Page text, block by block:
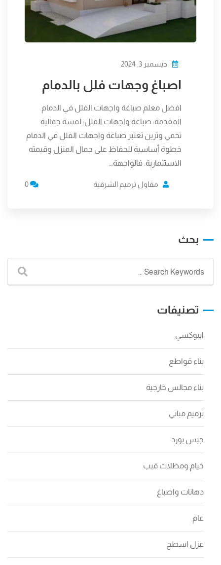
ديسمبر 3, 2024
اصباغ وجهات فلل بالدمام
افضل معلم صباغة واجهات الفلل في الدمام
المقدمة: صباغة واجهات الفلل: لمسة جمالية
تحمي وتزين تعتبر صباغة واجهات الفلل في الدمام
خطوة أساسية للحفاظ على جمال المنزل وقيمته
الاستثمارية. فالواجهة…
مقاول ترميم الشرقية
بحث
تصنيفات
ايبوكسي
بناء قواطع
بناء مجالس خارجية
ترميم مباني
جبس بورد
خيام ومظلات قبب
دهانات واصباغ
عام
عزل اسطح